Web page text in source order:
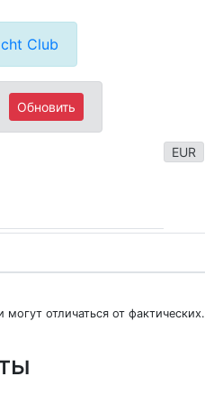
Club
Обновить
EUR
отличаться от фактических.